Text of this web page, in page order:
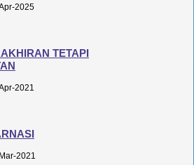
2025
TETAPI
2021
2021